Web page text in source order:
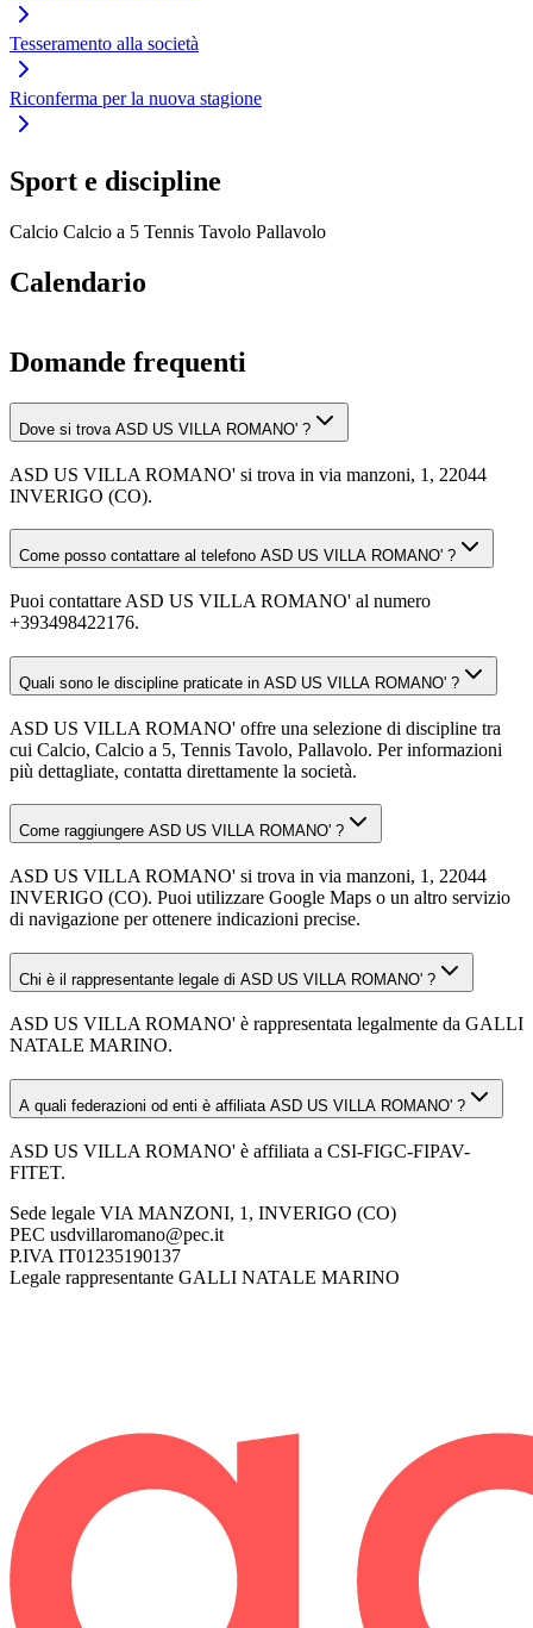
Tesseramento alla società
Riconferma per la nuova stagione
Sport e discipline
Calcio Calcio a 5 Tennis Tavolo Pallavolo
Calendario
Domande frequenti
Dove si trova ASD US VILLA ROMANO' ?
ASD US VILLA ROMANO' si trova in via manzoni, 1, 22044
INVERIGO (CO).
Come posso contattare al telefono ASD US VILLA ROMANO' ?
Puoi contattare ASD US VILLA ROMANO' al numero
+393498422176.
Quali sono le discipline praticate in ASD US VILLA ROMANO' ?
ASD US VILLA ROMANO' offre una selezione di discipline tra
cui Calcio, Calcio a 5, Tennis Tavolo, Pallavolo. Per informazioni
più dettagliate, contatta direttamente la società.
Come raggiungere ASD US VILLA ROMANO' ?
ASD US VILLA ROMANO' si trova in via manzoni, 1, 22044
INVERIGO (CO). Puoi utilizzare Google Maps o un altro servizio
di navigazione per ottenere indicazioni precise.
Chi è il rappresentante legale di ASD US VILLA ROMANO' ?
ASD US VILLA ROMANO' è rappresentata legalmente da GALLI
NATALE MARINO.
A quali federazioni od enti è affiliata ASD US VILLA ROMANO' ?
ASD US VILLA ROMANO' è affiliata a CSI-FIGC-FIPAV-
FITET.
Sede legale VIA MANZONI, 1, INVERIGO (CO)
PEC usdvillaromano@pec.it
P.IVA IT01235190137
Legale rappresentante GALLI NATALE MARINO